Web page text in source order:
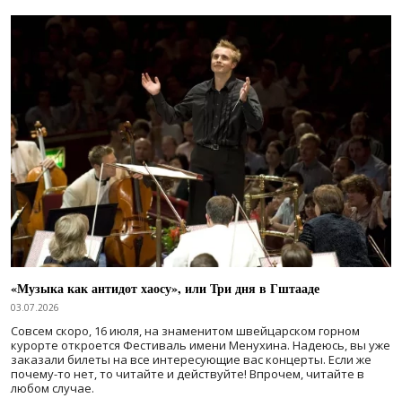
«Музыка как антидот хаосу», или Три дня в Гштааде
03.07.2026
Совсем скоро, 16 июля, на знаменитом швейцарском горном
курорте откроется Фестиваль имени Менухина. Надеюсь, вы уже
заказали билеты на все интересующие вас концерты. Если же
почему-то нет, то читайте и действуйте! Впрочем, читайте в
любом случае.